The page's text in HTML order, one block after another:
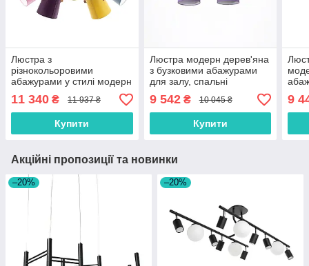
Люстра з
різнокольоровими
абажурами у стилі модерн
у спальню, зал, дитячу
11 340 ₴ 11 937 ₴
Купити
Люстра модерн дерев'яна
з бузковими абажурами
для залу, спальні
9 542₴ 10 045 ₴
Купити
9
Акційні пропозиції та новинки
–20% –20%